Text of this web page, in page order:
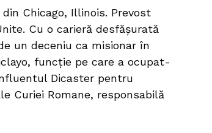
Chicago, Illinois. Prevost
Cu o carieră desfășurată
un deceniu ca misionar în
funcție pe care a ocupat-
Dicaster pentru
Curiei Romane, responsabilă